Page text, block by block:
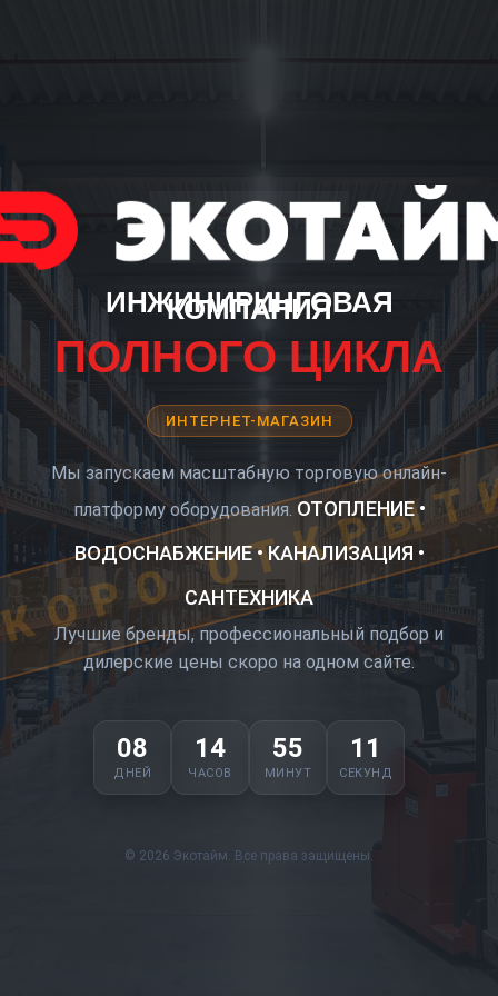
ИНЖИНИРИНГОВАЯ
КОМПАНИЯ
ПОЛНОГО ЦИКЛА
ИНТЕРНЕТ-МАГАЗИН
Мы запускаем масштабную торговую онлайн-
платформу оборудования. ОТОПЛЕНИЕ •
ВОДОСНАБЖЕНИЕ • КАНАЛИЗАЦИЯ •
САНТЕХНИКА
Лучшие бренды, профессиональный подбор и
дилерские цены скоро на одном сайте.
08
ДНЕЙ
14
ЧАСОВ
55
МИНУТ
11
СЕКУНД
© 2026 Экотайм. Все права защищены.